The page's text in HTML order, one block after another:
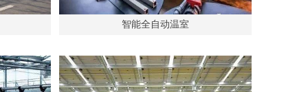
智能全自动温室